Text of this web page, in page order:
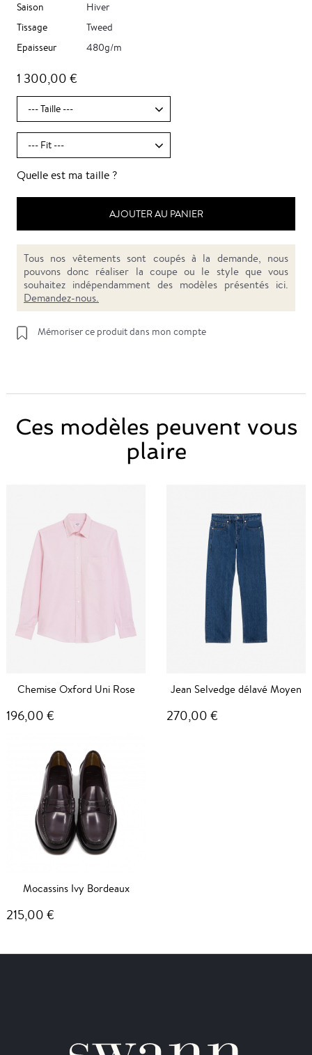
Saison
Hiver
Tissage
Tweed
Epaisseur
480g/m
1 300,00 €
Quelle est ma taille ?
AJOUTER AU PANIER
Tous nos vêtements sont coupés à la demande, nous
pouvons donc réaliser la coupe ou le style que vous
souhaitez indépendamment des modèles présentés ici.
Demandez-nous.
Mémoriser ce produit dans mon compte
Ces modèles peuvent vous
plaire
Chemise Oxford Uni Rose
196,00 €
Jean Selvedge délavé Moyen
270,00 €
Mocassins Ivy Bordeaux
215,00 €